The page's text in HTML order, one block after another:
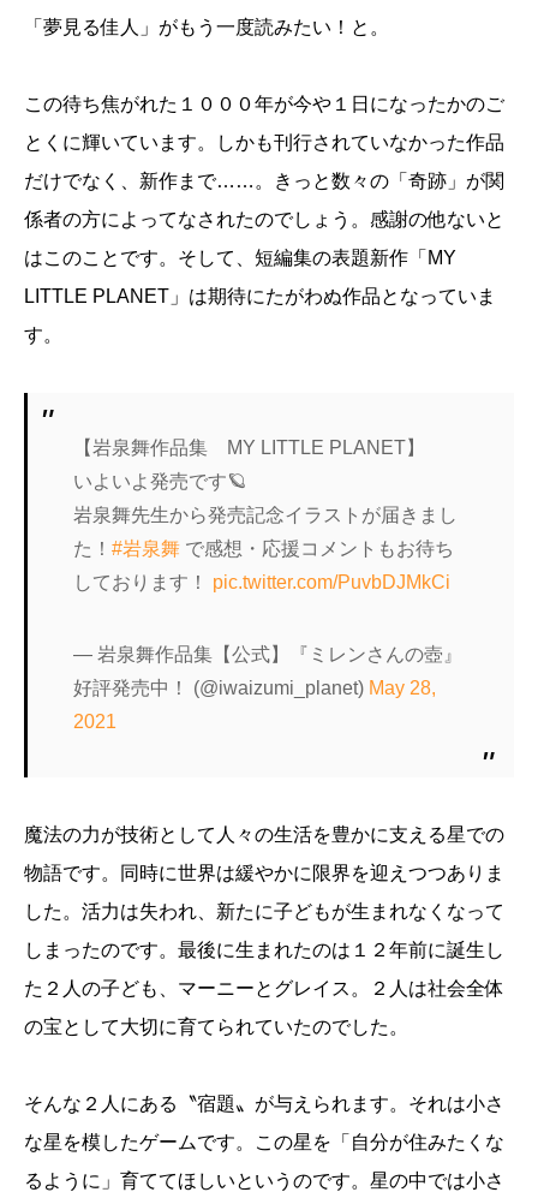
「夢見る佳人」がもう一度読みたい！と。
この待ち焦がれた１０００年が今や１日になったかのご
とくに輝いています。しかも刊行されていなかった作品
だけでなく、新作まで……。きっと数々の「奇跡」が関
係者の方によってなされたのでしょう。感謝の他ないと
はこのことです。そして、短編集の表題新作「MY
LITTLE PLANET」は期待にたがわぬ作品となっていま
す。
【岩泉舞作品集 MY LITTLE PLANET】
いよいよ発売です🪐
岩泉舞先生から発売記念イラストが届きまし
た！#岩泉舞 で感想・応援コメントもお待ち
しております！ pic.twitter.com/PuvbDJMkCi
— 岩泉舞作品集【公式】『ミレンさんの壺』
好評発売中！ (@iwaizumi_planet) May 28,
2021
魔法の力が技術として人々の生活を豊かに支える星での
物語です。同時に世界は緩やかに限界を迎えつつありま
した。活力は失われ、新たに子どもが生まれなくなって
しまったのです。最後に生まれたのは１２年前に誕生し
た２人の子ども、マーニーとグレイス。２人は社会全体
の宝として大切に育てられていたのでした。
そんな２人にある〝宿題〟が与えられます。それは小さ
な星を模したゲームです。この星を「自分が住みたくな
るように」育ててほしいというのです。星の中では小さ